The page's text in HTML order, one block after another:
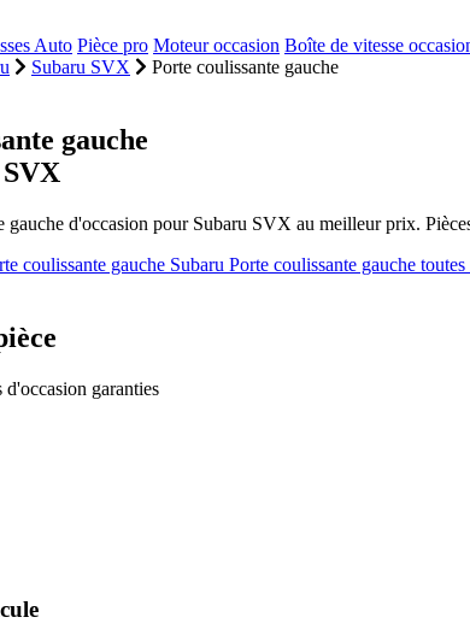
Auto Pièce pro Moteur occasion Boîte de vitesse
Subaru SVX
Porte coulissante gauche
gauche
gauche d'occasion pour Subaru SVX au meilleur prix.
coulissante gauche Subaru Porte coulissante gauche toutes
garanties